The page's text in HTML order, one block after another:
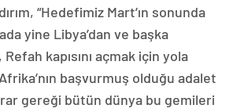
“Hedefimiz Mart’ın sonunda
yine Libya’dan ve başka
kapısını açmak için yola
başvurmuş olduğu adalet
gereği bütün dünya bu gemileri